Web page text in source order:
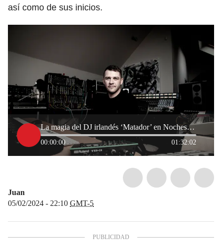
así como de sus inicios.
La magia del DJ irlandés ‘Matador’ en Noches Electrónicas W
00:00:00 01:32:02
Juan
05/02/2024 - 22:10 GMT-5